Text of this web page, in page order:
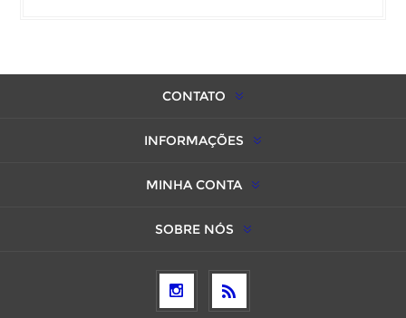
CONTATO
INFORMAÇÕES
MINHA CONTA
SOBRE NÓS